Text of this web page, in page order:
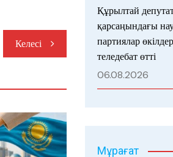
Келесі
Құрылтай
қарсаңындағы
партиялар
теледебат өтті
06.08.2026
Мұрағат